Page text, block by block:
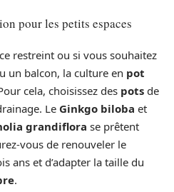
pour les petits espaces
restreint ou si vous souhaitez
un balcon, la culture en pot
cela, choisissez des pots de
Le Ginkgo biloba et
grandiflora se prêtent
vous de renouveler le
ans et d’adapter la taille du
.